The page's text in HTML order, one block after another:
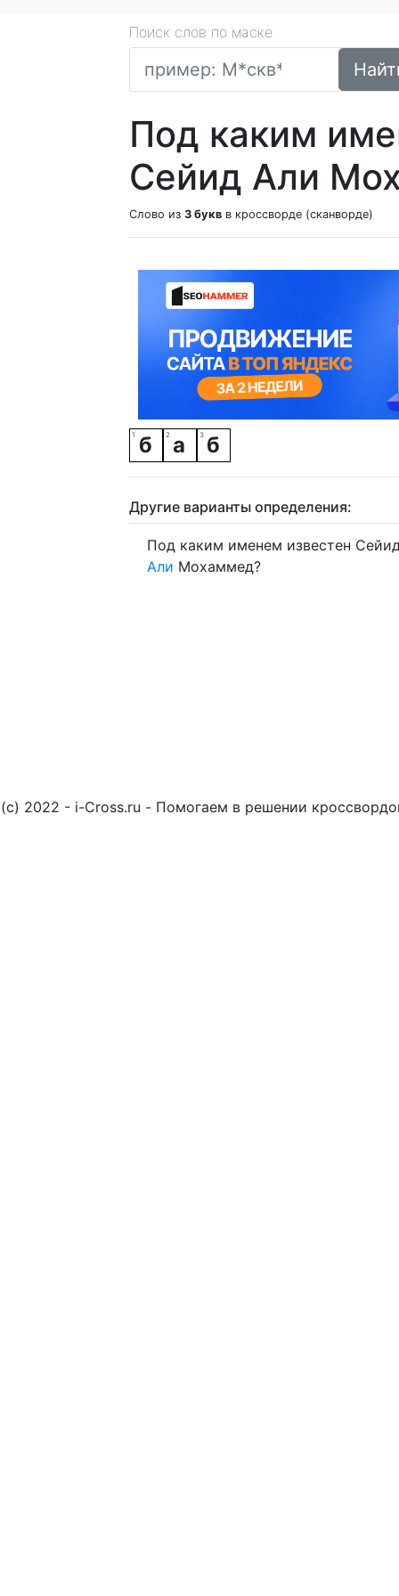
Поиск слов по маске
Под каким
Сейид Али
Слово из 3 букв в кроссворде (сканворде)
б а б
Другие варианты определения:
Под каким именем известен
Али Мохаммед?
(c) 2022 - i-Cross.ru - Помогаем в решении